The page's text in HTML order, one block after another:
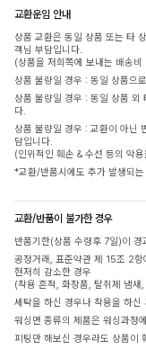
교환운임 안내
상품 교환은 동일 상품 또는 타
객님 부담입니다.
(상품을 저희쪽에 보내는 배송
상품 불량일 경우 : 동일 상품으
상품 불량일 경우 : 동일 상품
다.
상품 불량일 경우 : 교환이 아닌
담입니다.
(인위적인 훼손 & 수선 등의 악
*교환/반품시에도 추가 발생되
교환/반품이 불가한 경우
반품기한(상품 수령후 7일)이 경
공정거래, 표준약관 제 15조 2
현저히 감소한 경우
(착용 흔적, 화장품, 탈취제 냄새
세탁을 하신 경우나 착용을 하신
워싱면 종류의 제품은 워싱과정
피팅만 해보신 경우라도 상품이